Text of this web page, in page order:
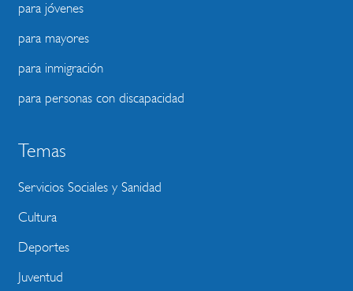
para jóvenes
para mayores
para inmigración
para personas con discapacidad
Temas
Servicios Sociales y Sanidad
Cultura
Deportes
Juventud